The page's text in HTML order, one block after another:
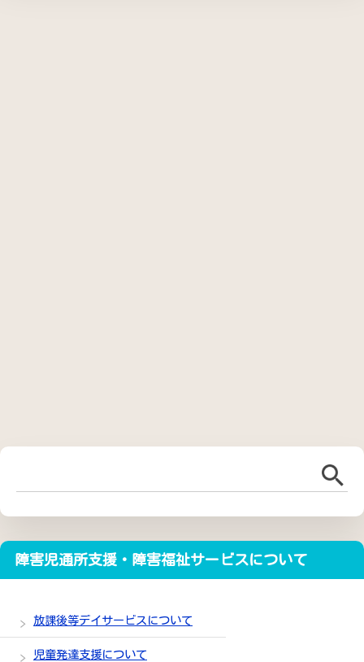
障害児通所支援・障害福祉サービスについて
放課後等デイサービスについて
児童発達支援について